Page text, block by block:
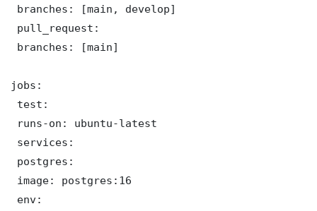
branches: [main, develop]
pull_request:
branches: [main]
jobs:
test:
runs-on: ubuntu-latest
services:
postgres:
image: postgres:16
env: